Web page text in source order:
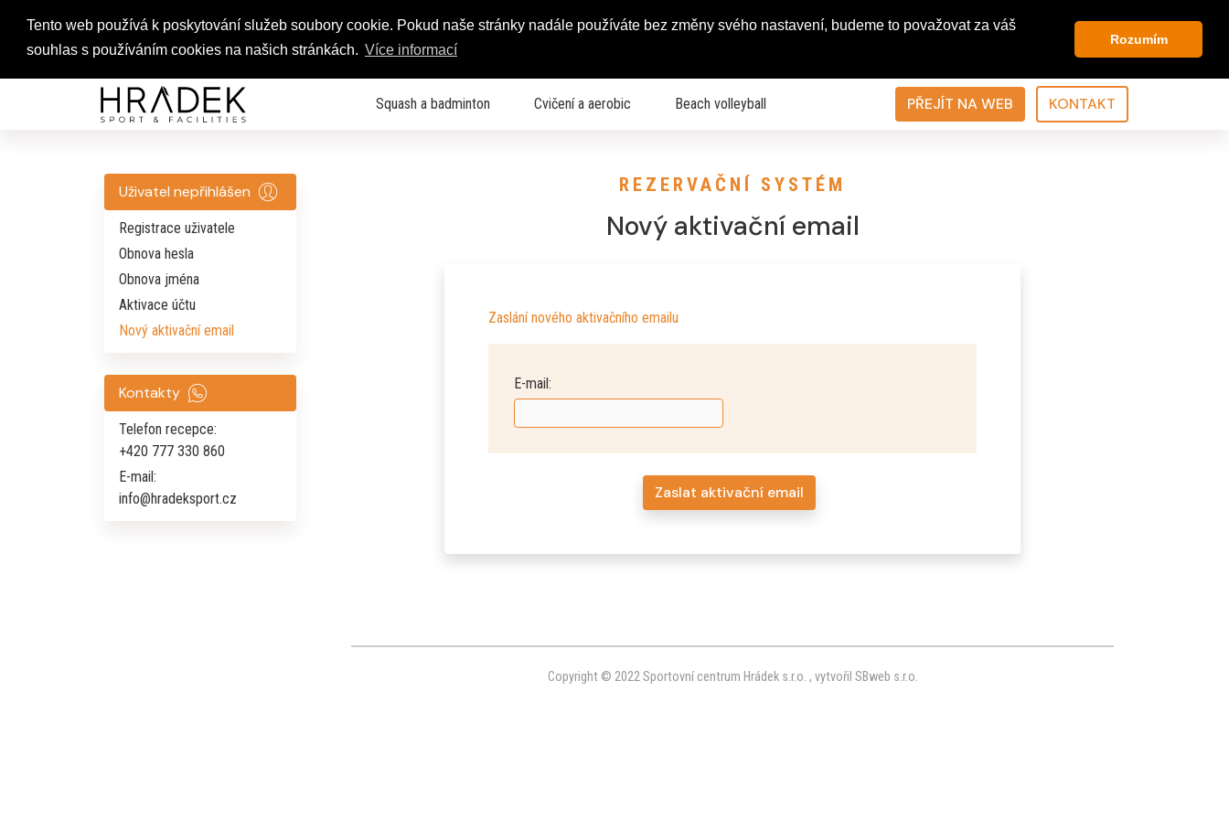
Tento web používá k poskytování služeb soubory cookie. Pokud naše stránky nadále používáte bez změny svého nastavení, budeme to považovat za váš
souhlas s používáním cookies na našich stránkách. Více informací
Rozumím
Squash a badminton Cvičení a aerobic Beach volleyball PŘEJÍT NA WEB KONTAKT
Uživatel nepřihlášen
Registrace uživatele
Obnova hesla
Obnova jména
Aktivace účtu
Nový aktivační email
Kontakty
Telefon recepce:
+420 777 330 860
E-mail:
info@hradeksport.cz
REZERVAČNÍ SYSTÉM
Nový aktivační email
Zaslání nového aktivačního emailu
E-mail:
Zaslat aktivační email
Copyright © 2022 Sportovní centrum Hrádek s.r.o. , vytvořil SBweb s.r.o.